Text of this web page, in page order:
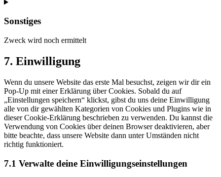
service
Sonstiges
Zweck wird noch ermittelt
Consent
to
sonstiges
7. Einwilligung
Wenn du unsere Website das erste Mal besuchst, zeigen wir dir ein
Pop-Up mit einer Erklärung über Cookies. Sobald du auf
„Einstellungen speichern“ klickst, gibst du uns deine Einwilligung
alle von dir gewählten Kategorien von Cookies und Plugins wie in
dieser Cookie-Erklärung beschrieben zu verwenden. Du kannst die
Verwendung von Cookies über deinen Browser deaktivieren, aber
bitte beachte, dass unsere Website dann unter Umständen nicht
richtig funktioniert.
7.1 Verwalte deine Einwilligungseinstellungen